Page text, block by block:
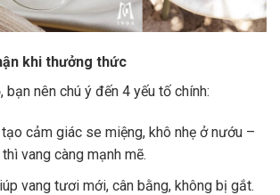
khi thưởng thức
bạn nên chú ý đến 4 yếu tố chính:
tạo cảm giác se miệng, khô nhẹ ở nướu –
vang càng mạnh mẽ.
vang tươi mới, cân bằng, không bị gắt.